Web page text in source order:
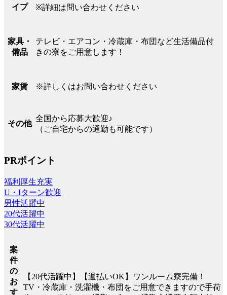
イプ
※詳細は問い合わせください
家具・
備品
テレビ・エアコン・冷蔵庫・布団など生活備品付
きの寮をご用意します！
家賃 ※詳しくはお問い合わせください
その他
全国から応募大歓迎♪
（ご自宅からの通勤も可能です）
PRポイント
福利厚生充実
U・Iターン歓迎
男性活躍中
20代活躍中
30代活躍中
案
件
の
お
す
【20代活躍中】【週払いOK】ワンルーム寮完備！
TV・冷蔵庫・洗濯機・布団をご用意できますので手荷